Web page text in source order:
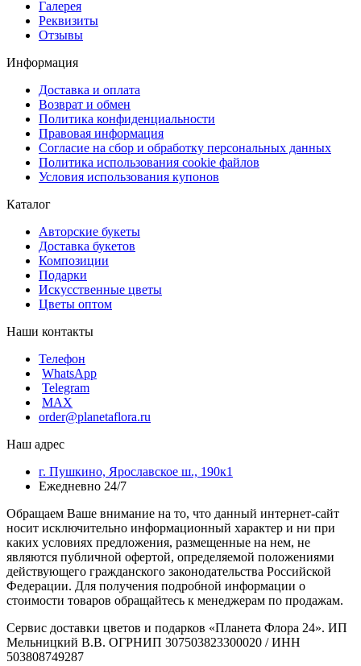
Галерея
Реквизиты
Отзывы
Информация
Доставка и оплата
Возврат и обмен
Политика конфиденциальности
Правовая информация
Согласие на сбор и обработку персональных данных
Политика использования cookie файлов
Условия использования купонов
Каталог
Авторские букеты
Доставка букетов
Композиции
Подарки
Искусственные цветы
Цветы оптом
Наши контакты
Телефон
WhatsApp
Telegram
MAX
order@planetaflora.ru
Наш адрес
г. Пушкино, Ярославское ш., 190к1
Ежедневно 24/7
Обращаем Ваше внимание на то, что данный интернет-сайт
носит исключительно информационный характер и ни при
каких условиях предложения, размещенные на нем, не
являются публичной офертой, определяемой положениями
действующего гражданского законодательства Российской
Федерации. Для получения подробной информации о
стоимости товаров обращайтесь к менеджерам по продажам.
Сервис доставки цветов и подарков «Планета Флора 24». ИП
Мельницкий В.В. ОГРНИП 307503823300020 / ИНН
503808749287